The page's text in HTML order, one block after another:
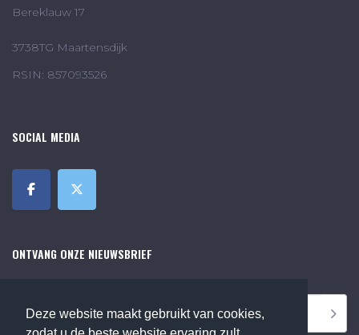
Deze website maakt gebruikt van cookies,
Bereklauw 17
3738TG Maartensdijk
RSIN: 857093526
SOCIAL MEDIA
ONTVANG ONZE NIEUWSBRIEF